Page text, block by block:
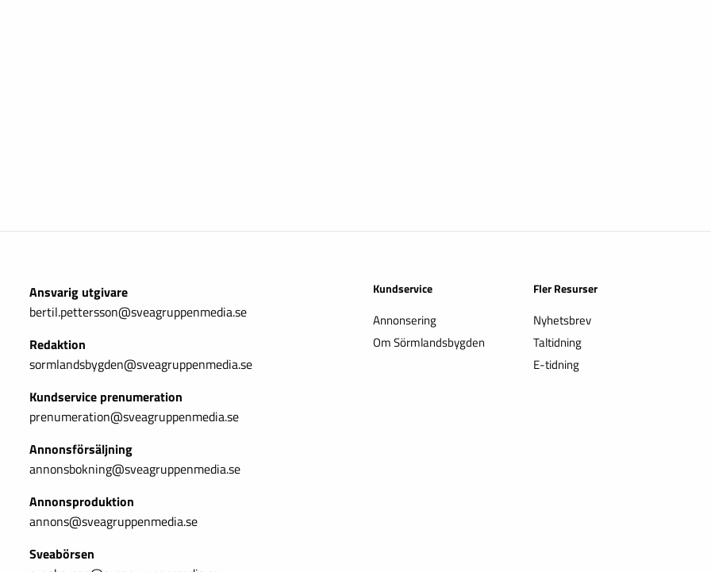
Ansvarig utgivare
bertil.pettersson@sveagruppenmedia.se
Redaktion
sormlandsbygden@sveagruppenmedia.se
Kundservice prenumeration
prenumeration@sveagruppenmedia.se
Annonsförsäljning
annonsbokning@sveagruppenmedia.se
Annonsproduktion
annons@sveagruppenmedia.se
Sveabörsen
Kundservice
Annonsering
Om Sörmlandsbygden
Fler Resurser
Nyhetsbrev
Taltidning
E-tidning